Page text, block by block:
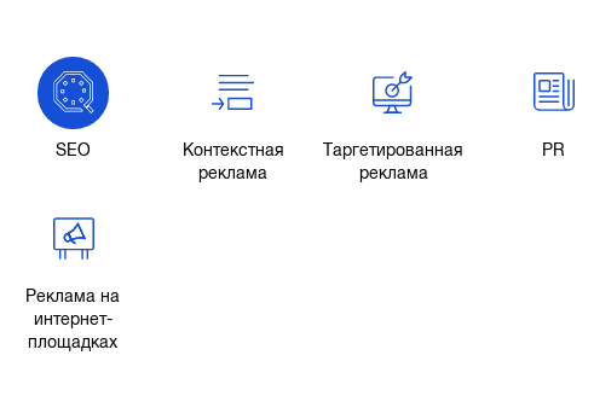
SEO
Контекстная
реклама
Таргетированная
реклама
PR
Реклама на
интернет-
площадках